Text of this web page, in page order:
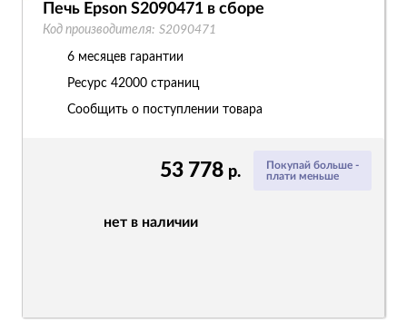
Покупай больше -
плати меньше
53 778 р.
нет в наличии
Печь Epson S2090471 в сборе
Код производителя: S2090471
6 месяцев гарантии
Ресурс 42000 страниц
Сообщить о поступлении товара